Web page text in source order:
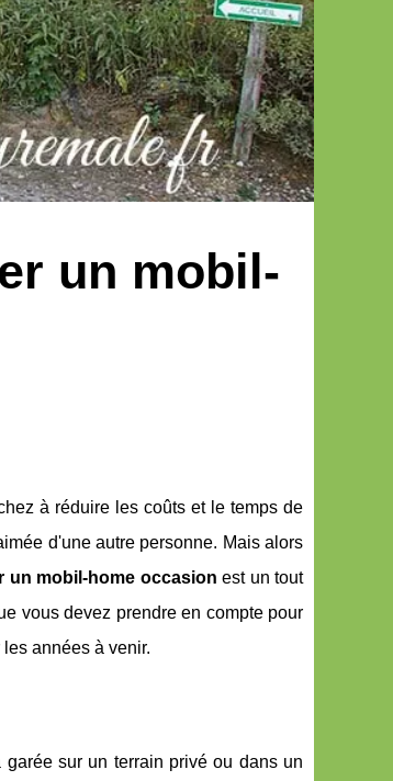
un mobil-
à réduire les coûts et le temps de
d'une autre personne. Mais alors
un mobil-home occasion est un tout
vous devez prendre en compte pour
années à venir.
sur un terrain privé ou dans un